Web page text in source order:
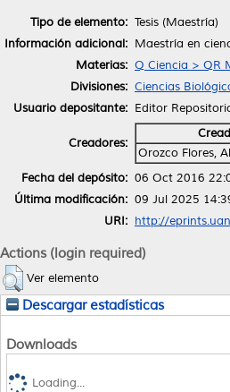
Tipo de elemento: Tesis (Maestría)
Información adicional: Maestría en
Materias: Q Ciencia > QR
Divisiones: Ciencias
Usuario depositante: Editor
Creadores:
Orozco Flores,
Fecha del depósito: 06 Oct 2016
Última modificación: 09 Jul 2025
URI: http://
Actions (login required)
Ver elemento
Descargar estadísticas
Downloads
Loading...